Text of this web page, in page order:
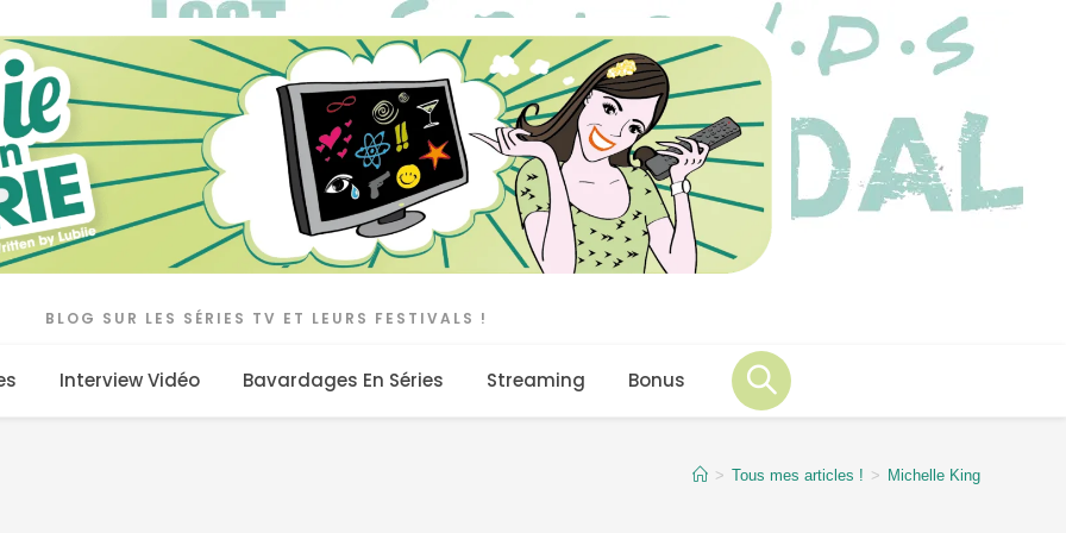
BLOG SUR LES SÉRIES TV ET LEURS FESTIVALS !
Interview Vidéo Bavardages En Séries Streaming Bonus
> Tous mes articles ! > Michelle King